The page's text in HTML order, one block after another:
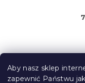
Aby nasz sklep
zapewnić Państwu
7
S